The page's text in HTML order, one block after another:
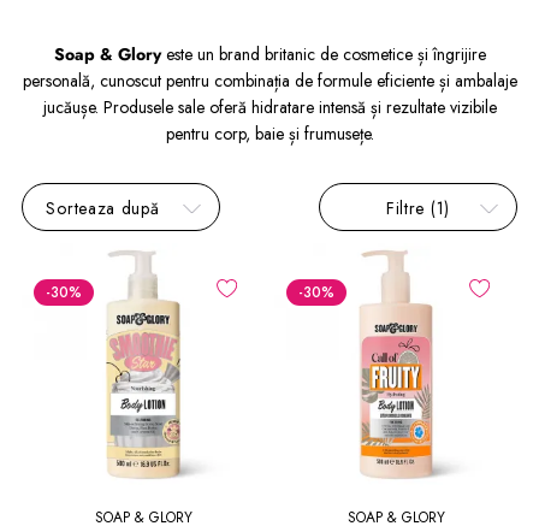
Soap & Gloryeste un brand britanic de cosmetice și îngrijire
personală, cunoscut pentru combinația de formule eficiente și ambalaje
jucăușe. Produsele sale oferă hidratare intensă și rezultate vizibile
pentru corp, baie și frumusețe.
Sorteaza după Filtre (1)
-30%
SOAP & GLORY
-30%
SOAP & GLORY